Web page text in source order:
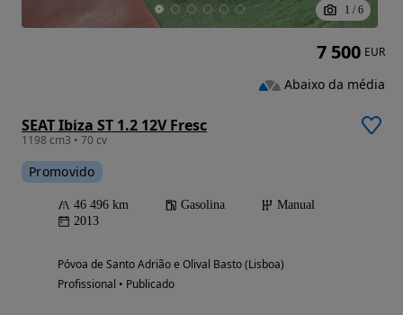
1 / 6
SEAT Ibiza ST 1.2 12V Fresc
1198 cm3 • 70 cv
Promovido
46 496 km Gasolina
Manual
2013
Póvoa de Santo Adrião e Olival Basto (Lisboa)
Profissional • Publicado
7 500 EUR
Abaixo da média